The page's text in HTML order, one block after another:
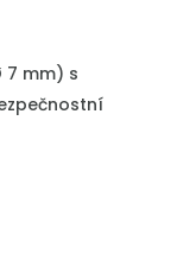
7 mm) s